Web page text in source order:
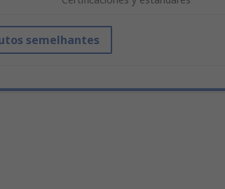
semelhantes